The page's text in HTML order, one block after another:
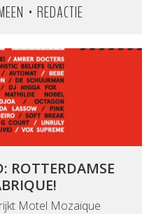
• REDACTIE
ROTTERDAMSE
Motel Mozaïque